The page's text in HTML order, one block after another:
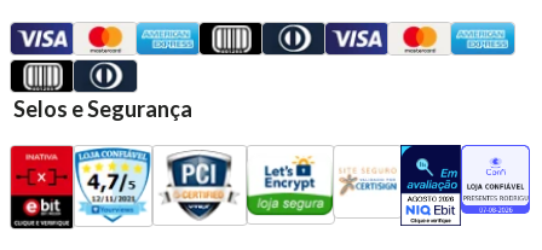
Selos e Segurança